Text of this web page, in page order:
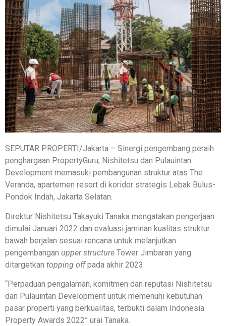
SEPUTAR PROPERTI/Jakarta – Sinergi pengembang peraih
penghargaan PropertyGuru, Nishitetsu dan Pulauintan
Development memasuki pembangunan struktur atas The
Veranda, apartemen resort di koridor strategis Lebak Bulus-
Pondok Indah, Jakarta Selatan.
Direktur Nishitetsu Takayuki Tanaka mengatakan pengerjaan
dimulai Januari 2022 dan evaluasi jaminan kualitas struktur
bawah berjalan sesuai rencana untuk melanjutkan
pengembangan upper structure Tower Jimbaran yang
ditargetkan topping offpada akhir 2023.
“Perpaduan pengalaman, komitmen dan reputasi Nishitetsu
dan Pulauintan Development untuk memenuhi kebutuhan
pasar properti yang berkualitas, terbukti dalam Indonesia
Property Awards 2022” urai Tanaka.